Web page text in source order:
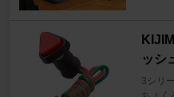
ッシ
3シリ